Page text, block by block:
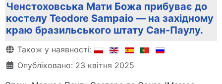
Ченстоховська Мати Божа прибуває до
костелу Teodore Sampaio — на західному
краю бразильського штату Сан-Паулу.
Деталі
Також у наявності:
Опубліковано: 23 квітня 2025